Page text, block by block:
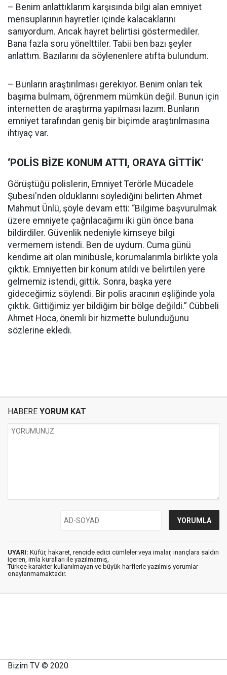
– Benim anlattıklarım karşısında bilgi alan emniyet
mensuplarının hayretler içinde kalacaklarını
sanıyordum. Ancak hayret belirtisi göstermediler.
Bana fazla soru yönelttiler. Tabii ben bazı şeyler
anlattım. Bazılarını da söylenenlere atıfta bulundum.
– Bunların araştırılması gerekiyor. Benim onları tek
başıma bulmam, öğrenmem mümkün değil. Bunun için
internetten de araştırma yapılması lazım. Bunların
emniyet tarafından geniş bir biçimde araştırılmasına
ihtiyaç var.
‘POLİS BİZE KONUM ATTI, ORAYA GİTTİK'
Görüştüğü polislerin, Emniyet Terörle Mücadele
Şubesi'nden olduklarını söylediğini belirten Ahmet
Mahmut Ünlü, şöyle devam etti: “Bilgime başvurulmak
üzere emniyete çağrılacağımı iki gün önce bana
bildirdiler. Güvenlik nedeniyle kimseye bilgi
vermemem istendi. Ben de uydum. Cuma günü
kendime ait olan minibüsle, korumalarımla birlikte yola
çıktık. Emniyetten bir konum atıldı ve belirtilen yere
gelmemiz istendi, gittik. Sonra, başka yere
gideceğimiz söylendi. Bir polis aracının eşliğinde yola
çıktık. Gittiğimiz yer bildiğim bir bölge değildi.” Cübbeli
Ahmet Hoca, önemli bir hizmette bulunduğunu
sözlerine ekledi.
HABERE YORUM KAT
UYARI: Küfür, hakaret, rencide edici cümleler veya imalar, inançlara saldırı
içeren, imla kuralları ile yazılmamış,
Türkçe karakter kullanılmayan ve büyük harflerle yazılmış yorumlar
onaylanmamaktadır.
Bizim TV © 2020